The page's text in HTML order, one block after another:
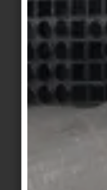
J'accepte
Buchtal Solar
en temps par
produits et
J'accepte les